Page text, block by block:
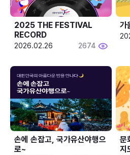
2025 THE FESTIVAL
RECORD
2026.02.26 2674
손에 손잡고, 국가유산야행으
로~
문
지